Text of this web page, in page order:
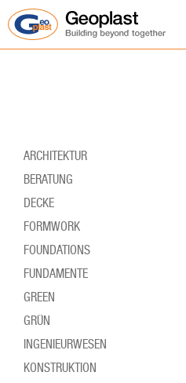
ARCHITEKTUR
BERATUNG
DECKE
FORMWORK
FOUNDATIONS
FUNDAMENTE
GREEN
GRÜN
INGENIEURWESEN
KONSTRUKTION